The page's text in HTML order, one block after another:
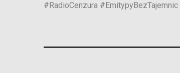
#RadioCenzura #EmitypyBezTajemnic